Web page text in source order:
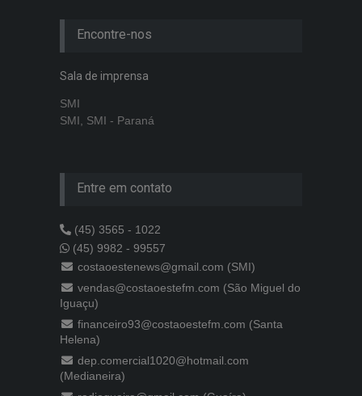
Encontre-nos
Sala de imprensa
SMI
SMI, SMI - Paraná
Entre em contato
(45) 3565 - 1022
(45) 9982 - 99557
costaoestenews@gmail.com (SMI)
vendas@costaoestefm.com (São Miguel do
Iguaçu)
financeiro93@costaoestefm.com (Santa
Helena)
dep.comercial1020@hotmail.com
(Medianeira)